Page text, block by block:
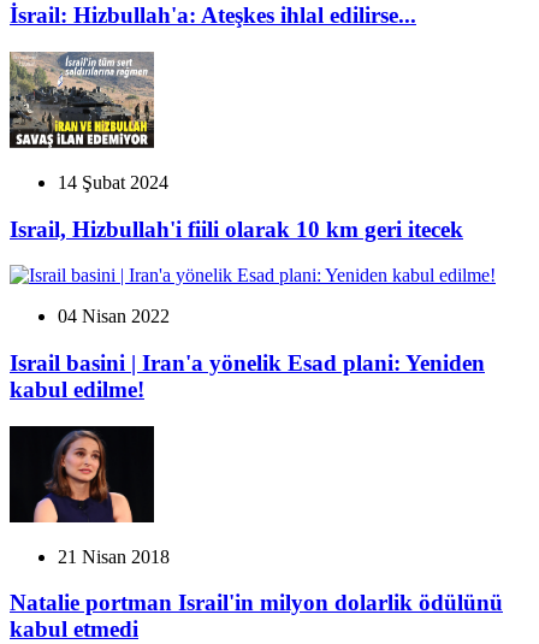
İsrail: Hizbullah'a: Ateşkes ihlal edilirse...
14 Şubat 2024
Israil, Hizbullah'i fiili olarak 10 km geri itecek
04 Nisan 2022
Israil basini | Iran'a yönelik Esad plani: Yeniden
kabul edilme!
21 Nisan 2018
Natalie portman Israil'in milyon dolarlik ödülünü
kabul etmedi